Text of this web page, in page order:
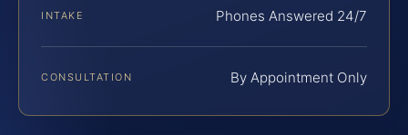
INTAKE Phones Answered 24/7
CONSULTATION By Appointment Only